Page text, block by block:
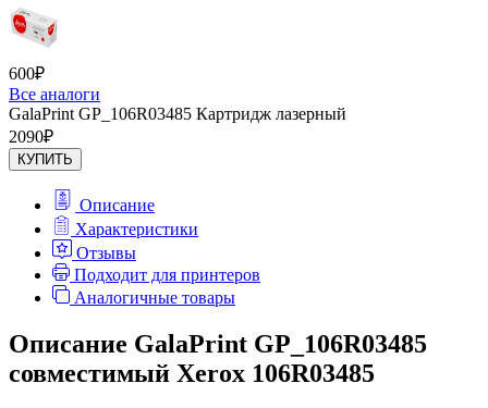
600₽
Все аналоги
GalaPrint GP_106R03485 Картридж лазерный
2090₽
КУПИТЬ
Описание
Характеристики
Отзывы
Подходит для принтеров
Аналогичные товары
Описание GalaPrint GP_106R03485
совместимый Xerox 106R03485